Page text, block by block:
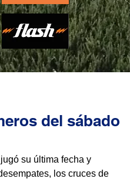
del sábado
su última fecha y
los cruces de